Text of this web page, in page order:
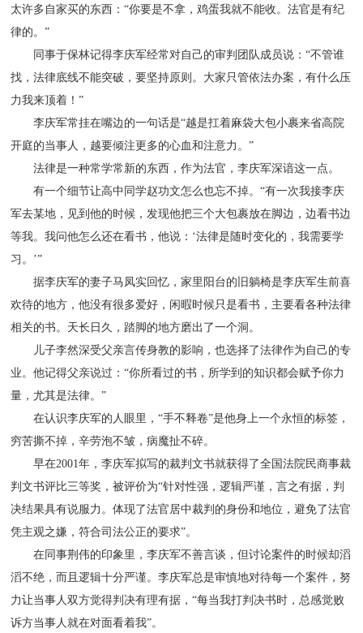
太许多自家买的东西：“你要是不拿，鸡蛋我就不能收。法官是有纪
律的。”
同事于保林记得李庆军经常对自己的审判团队成员说：“不管谁
找，法律底线不能突破，要坚持原则。大家只管依法办案，有什么压
力我来顶着！”
李庆军常挂在嘴边的一句话是“越是扛着麻袋大包小裹来省高院
开庭的当事人，越要倾注更多的心血和注意力。”
法律是一种常学常新的东西，作为法官，李庆军深谙这一点。
有一个细节让高中同学赵功文怎么也忘不掉。“有一次我接李庆
军去某地，见到他的时候，发现他把三个大包裹放在脚边，边看书边
等我。我问他怎么还在看书，他说：‘法律是随时变化的，我需要学
习。’”
据李庆军的妻子马凤实回忆，家里阳台的旧躺椅是李庆军生前喜
欢待的地方，他没有很多爱好，闲暇时候只是看书，主要看各种法律
相关的书。天长日久，踏脚的地方磨出了一个洞。
儿子李然深受父亲言传身教的影响，也选择了法律作为自己的专
业。他记得父亲说过：“你所看过的书，所学到的知识都会赋予你力
量，尤其是法律。”
在认识李庆军的人眼里，“手不释卷”是他身上一个永恒的标签，
穷苦撕不掉，辛劳泡不皱，病魔扯不碎。
早在2001年，李庆军拟写的裁判文书就获得了全国法院民商事裁
判文书评比三等奖，被评价为“针对性强，逻辑严谨，言之有据，判
决结果具有说服力。体现了法官居中裁判的身份和地位，避免了法官
凭主观之嫌，符合司法公正的要求”。
在同事荆伟的印象里，李庆军不善言谈，但讨论案件的时候却滔
滔不绝，而且逻辑十分严谨。李庆军总是审慎地对待每一个案件，努
力让当事人双方觉得判决有理有据，“每当我打判决书时，总感觉败
诉方当事人就在对面看着我”。